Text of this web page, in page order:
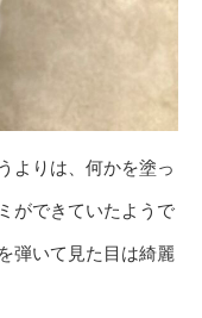
よりは、何かを塗っ
ができていたようで
弾いて見た目は綺麗